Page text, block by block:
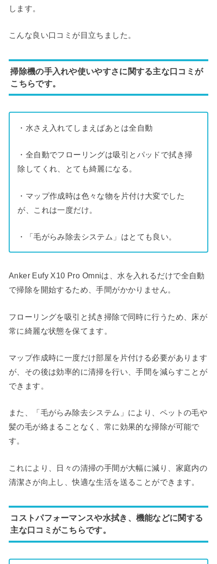
します。
こんな良い口コミが目立ちました。
掃除機の手入れや使いやすさに関する主な口コミが
こちらです。
・水さえ入れてしまえばあとは全自動
・全自動でフローリングは吸引とパッドで拭き掃
除してくれ、とても綺麗になる。
・マップ作成時は色々な物を片付け大変でした
が、これは一度だけ。
・「毛がらみ除去システム」はとても良い。
Anker Eufy X10 Pro Omniは、水を入れるだけで全自動
で掃除を開始するため、手間がかかりません。
フローリングを吸引と拭き掃除で同時に行うため、床が
常に綺麗な状態を保てます。
マップ作成時に一度だけ部屋を片付ける必要があります
が、その後は効率的に清掃を行い、手間を減らすことが
できます。
また、「毛がらみ除去システム」により、ペットの毛や
髪の毛が絡まることなく、常に効果的な掃除が可能で
す。
これにより、日々の清掃の手間が大幅に減り、家庭内の
清潔さが向上し、快適な生活を送ることができます。
コストパフォーマンスや水拭き、機能などに関する
主な口コミがこちらです。